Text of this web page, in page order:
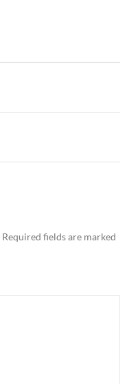
Required fields are marked